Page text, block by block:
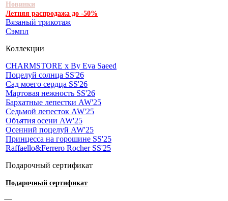
Новинки
Летняя распродажа до -50%
Вязаный трикотаж
Сэмпл
Коллекции
CHARMSTORE х By Eva Saeed
Поцелуй солнца SS'26
Сад моего сердца SS'26
Мартовая нежность SS'26
Бархатные лепестки AW'25
Седьмой лепесток AW'25
Объятия осени AW'25
Осенний поцелуй AW'25
Принцесса на горошине SS'25
Raffaello&Ferrero Rocher SS'25
Подарочный сертификат
Подарочный сертификат